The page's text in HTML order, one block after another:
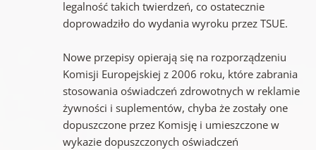
legalność takich twierdzeń, co ostatecznie
doprowadziło do wydania wyroku przez TSUE.
Nowe przepisy opierają się na rozporządzeniu
Komisji Europejskiej z 2006 roku, które zabrania
stosowania oświadczeń zdrowotnych w reklamie
żywności i suplementów, chyba że zostały one
dopuszczone przez Komisję i umieszczone w
wykazie dopuszczonych oświadczeń